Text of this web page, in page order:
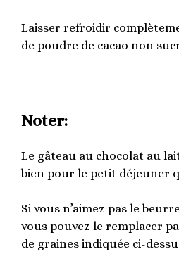
Laisser refroidir
de poudre de cacao non
Noter:
Le gâteau au chocolat au
bien pour le petit déjeuner
Si vous n’aimez pas le
vous pouvez le remplacer
de graines indiquée ci-